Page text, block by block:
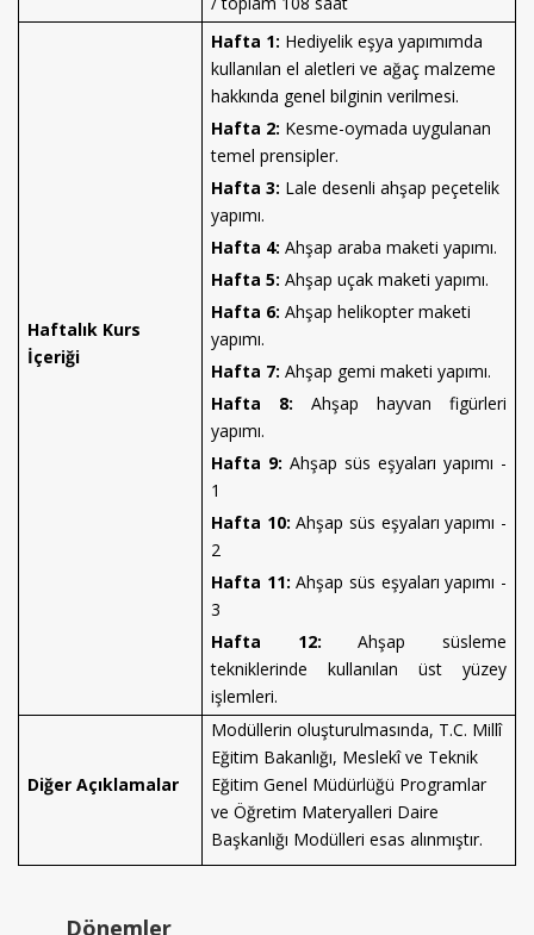
Haftalık Kurs
İçeriği
Hafta 1: Hediyelik eşya yapımımda
kullanılan el aletleri ve ağaç malzeme
hakkında genel bilginin verilmesi.
Hafta 2: Kesme-oymada uygulanan
temel prensipler.
Hafta 3: Lale desenli ahşap peçetelik
yapımı.
Hafta 4:Ahşap araba maketi yapımı.
Hafta 5:Ahşap uçak maketi yapımı.
Hafta 6:Ahşap helikopter maketi
yapımı.
Hafta 7:Ahşap gemi maketi yapımı.
Hafta 8: Ahşap hayvan figürleri
yapımı.
Hafta 9:Ahşap süs eşyaları yapımı -
1
Hafta 10:Ahşap süs eşyaları yapımı -
2
Hafta 11:Ahşap süs eşyaları yapımı -
3
Hafta 12:Ahşap süsleme
tekniklerinde kullanılan üst yüzey
işlemleri.
Diğer Açıklamalar
Modüllerin oluşturulmasında, T.C. Millî
Eğitim Bakanlığı, Meslekî ve Teknik
Eğitim Genel Müdürlüğü Programlar
ve Öğretim Materyalleri Daire
Başkanlığı Modülleri esas alınmıştır.
Dönemler